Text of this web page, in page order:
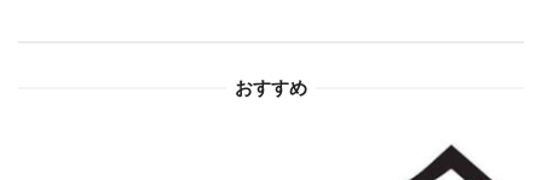
おすすめ